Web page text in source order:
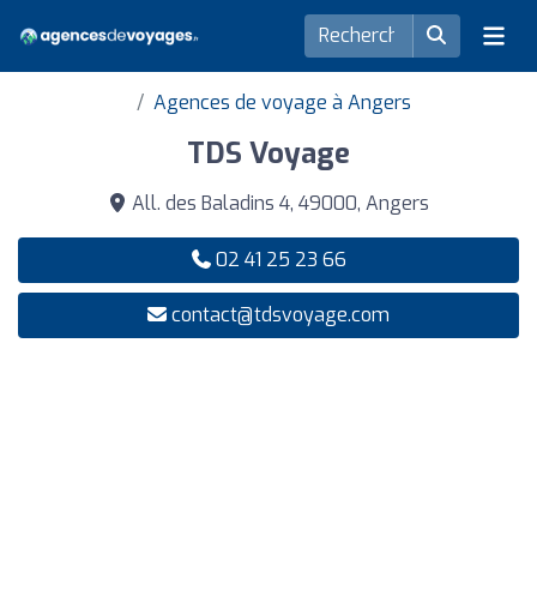
Agences de voyage à Angers
TDS Voyage
All. des Baladins 4, 49000, Angers
02 41 25 23 66
contact@tdsvoyage.com